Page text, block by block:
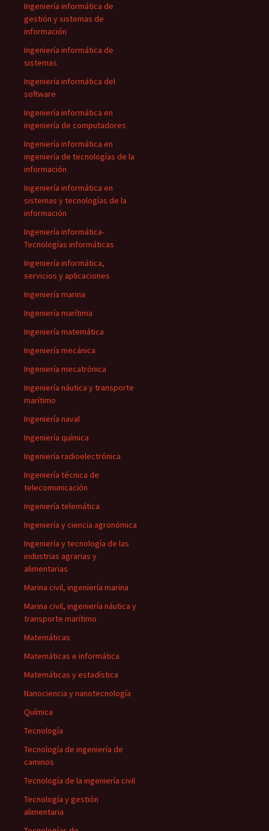
Ingeniería informática de
gestión y sistemas de
información
Ingeniería informática de
sistemas
Ingeniería informática del
software
Ingeniería informática en
ingeniería de computadores
Ingeniería informática en
ingeniería de tecnologías de la
información
Ingeniería informática en
sistemas y tecnologías de la
información
Ingeniería informática-
Tecnologías informáticas
Ingeniería informática,
servicios y aplicaciones
Ingeniería marina
Ingeniería marítima
Ingeniería matemática
Ingeniería mecánica
Ingeniería mecatrónica
Ingeniería náutica y transporte
marítimo
Ingeniería naval
Ingeniería química
Ingeniería radioelectrónica
Ingeniería técnica de
telecomunicación
Ingeniería telemática
Ingeniería y ciencia agronómica
Ingeniería y tecnología de las
industrias agrarias y
alimentarias
Marina civil, ingeniería marina
Marina civil, ingeniería náutica y
transporte marítimo
Matemáticas
Matemáticas e informática
Matemáticas y estadística
Nanociencia y nanotecnología
Química
Tecnología
Tecnología de ingeniería de
caminos
Tecnología de la ingeniería civil
Tecnología y gestión
alimentaria